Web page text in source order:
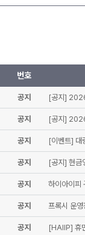
번호
공지 [공지]
공지 [공지]
공지 [이벤트] 대
공지 [공지] 현금
공지 하이아이피
공지 프록시 운영
공지 [HAIIP] 휴